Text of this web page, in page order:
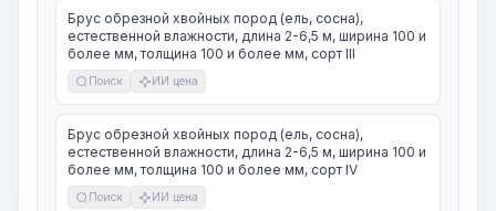
Брус обрезной хвойных пород (ель, сосна),
естественной влажности, длина 2-6,5 м, ширина 100 и
более мм, толщина 100 и более мм, сорт III
Поиск ИИ цена
Брус обрезной хвойных пород (ель, сосна),
естественной влажности, длина 2-6,5 м, ширина 100 и
более мм, толщина 100 и более мм, сорт IV
Поиск ИИ цена